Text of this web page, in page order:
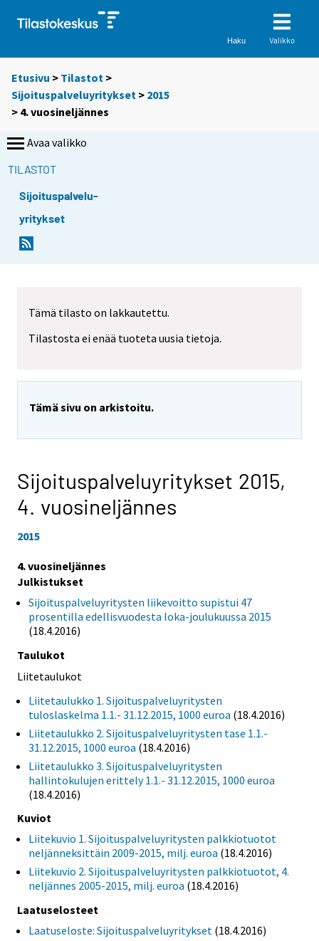
Haku Valikko
Etusivu > Tilastot >
Sijoituspalveluyritykset > 2015
> 4. vuosineljännes
Avaa valikko
TILASTOT
Sijoituspalvelu-
yritykset
Tämä tilasto on lakkautettu.
Tilastosta ei enää tuoteta uusia tietoja.
Tämä sivu on arkistoitu.
Sijoituspalveluyritykset 2015,
4. vuosineljännes
2015
4. vuosineljännes
Julkistukset
Sijoituspalveluyritysten liikevoitto supistui 47
prosentilla edellisvuodesta loka-joulukuussa 2015
(18.4.2016)
Taulukot
Liitetaulukot
Liitetaulukko 1. Sijoituspalveluyritysten
tuloslaskelma 1.1.- 31.12.2015, 1000 euroa (18.4.2016)
Liitetaulukko 2. Sijoituspalveluyritysten tase 1.1.-
31.12.2015, 1000 euroa (18.4.2016)
Liitetaulukko 3. Sijoituspalveluyritysten
hallintokulujen erittely 1.1.- 31.12.2015, 1000 euroa
(18.4.2016)
Kuviot
Liitekuvio 1. Sijoituspalveluyritysten palkkiotuotot
neljänneksittäin 2009-2015, milj. euroa (18.4.2016)
Liitekuvio 2. Sijoituspalveluyritysten palkkiotuotot, 4.
neljännes 2005-2015, milj. euroa (18.4.2016)
Laatuselosteet
Laatuseloste: Sijoituspalveluyritykset (18.4.2016)